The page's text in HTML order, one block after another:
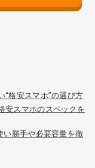
“格安スマホ”の選び方
安スマホのスペックを
い勝手や必要容量を徹